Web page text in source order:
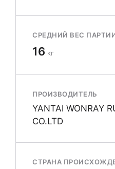
СРЕДНИЙ ВЕС
16 кг
ПРОИЗВОДИТЕЛЬ
YANTAI WONRAY
CO.LTD
СТРАНА